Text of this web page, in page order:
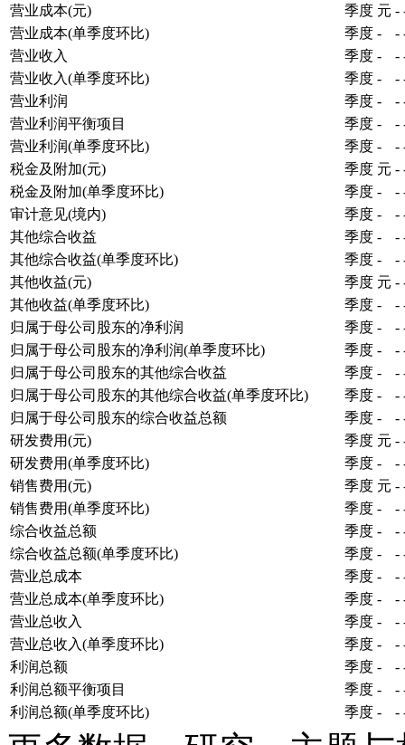
营业成本(元) 季度 元 -
营业成本(单季度环比)
季度 - -
营业收入
季度 - -
营业收入(单季度环比)
季度 - -
营业利润
季度 - -
营业利润平衡项目
季度 - -
营业利润(单季度环比)
季度 - -
税金及附加(元)
季度 元 -
税金及附加(单季度环比)
季度 - -
审计意见(境内)
季度 - -
其他综合收益
季度 - -
其他综合收益(单季度环比)
季度 - -
其他收益(元)
季度 元 -
其他收益(单季度环比)
季度 - -
归属于母公司股东的净利润
季度 - -
归属于母公司股东的净利润(单季度环比)
季度 - -
归属于母公司股东的其他综合收益
季度 - -
归属于母公司股东的其他综合收益(单季度环比)
季度 - -
归属于母公司股东的综合收益总额
季度 - -
研发费用(元)
季度 元 -
研发费用(单季度环比)
季度 - -
销售费用(元)
季度 元 -
销售费用(单季度环比)
季度 - -
综合收益总额
季度 - -
综合收益总额(单季度环比)
季度 - -
营业总成本
季度 - -
营业总成本(单季度环比)
季度 - -
营业总收入
季度 - -
营业总收入(单季度环比)
季度 - -
利润总额
季度 - -
利润总额平衡项目
季度 - -
利润总额(单季度环比)
季度 - -